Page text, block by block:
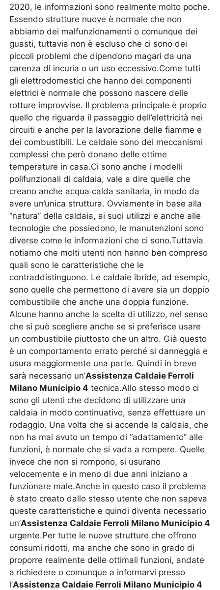
2020, le informazioni sono realmente molto poche.
Essendo strutture nuove è normale che non
abbiamo dei malfunzionamenti o comunque dei
guasti, tuttavia non è escluso che ci sono dei
piccoli problemi che dipendono magari da una
carenza di incuria o un uso eccessivo.Come tutti
gli elettrodomestici che hanno dei componenti
elettrici è normale che possono nascere delle
rotture improvvise. Il problema principale è proprio
quello che riguarda il passaggio dell’elettricità nei
circuiti e anche per la lavorazione delle fiamme e
dei combustibili. Le caldaie sono dei meccanismi
complessi che però donano delle ottime
temperature in casa.Ci sono anche i modelli
polifunzionali di caldaia, vale a dire quelle che
creano anche acqua calda sanitaria, in modo da
avere un’unica struttura. Ovviamente in base alla
“natura” della caldaia, ai suoi utilizzi e anche alle
tecnologie che possiedono, le manutenzioni sono
diverse come le informazioni che ci sono.Tuttavia
notiamo che molti utenti non hanno ben compreso
quali sono le caratteristiche che le
contraddistinguono. Le caldaie ibride, ad esempio,
sono quelle che permettono di avere sia un doppio
combustibile che anche una doppia funzione.
Alcune hanno anche la scelta di utilizzo, nel senso
che si può scegliere anche se si preferisce usare
un combustibile piuttosto che un altro. Già questo
è un comportamento errato perché si danneggia e
usura maggiormente una parte. Quindi in breve
sarà necessario un’Assistenza Caldaie Ferroli
Milano Municipio 4 tecnica.Allo stesso modo ci
sono gli utenti che decidono di utilizzare una
caldaia in modo continuativo, senza effettuare un
rodaggio. Una volta che si accende la caldaia, che
non ha mai avuto un tempo di “adattamento” alle
funzioni, è normale che si vada a rompere. Quelle
invece che non si rompono, si usurano
velocemente e in meno di due anni iniziano a
funzionare male.Anche in questo caso il problema
è stato creato dallo stesso utente che non sapeva
queste caratteristiche e quindi diventa necessario
un’Assistenza Caldaie Ferroli Milano Municipio 4
urgente.Per tutte le nuove strutture che offrono
consumi ridotti, ma anche che sono in grado di
proporre realmente delle ottimali funzioni, andate
a richiedere o comunque a informarvi presso
l’Assistenza Caldaie Ferroli Milano Municipio 4